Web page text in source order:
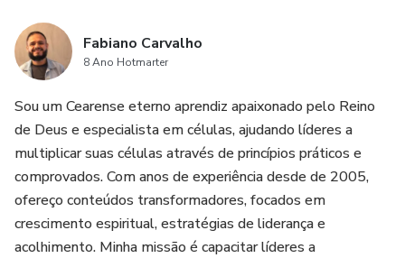
Fabiano Carvalho
8 Ano Hotmarter
Sou um Cearense eterno aprendiz apaixonado pelo Reino
de Deus e especialista em células, ajudando líderes a
multiplicar suas células através de princípios práticos e
comprovados. Com anos de experiência desde de 2005,
ofereço conteúdos transformadores, focados em
crescimento espiritual, estratégias de liderança e
acolhimento. Minha missão é capacitar líderes a